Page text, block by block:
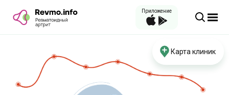
Приложение
Карта клиник